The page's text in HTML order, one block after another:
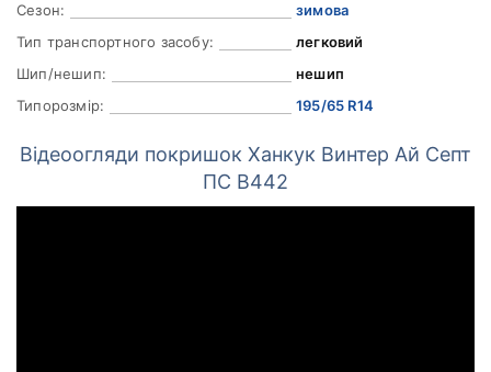
Сезон:
зимова
Тип транспортного засобу:
легковий
Шип/нешип:
нешип
Типорозмір:
195/65 R14
Відеоогляди покришок Ханкук Винтер Ай Септ
ПС В442